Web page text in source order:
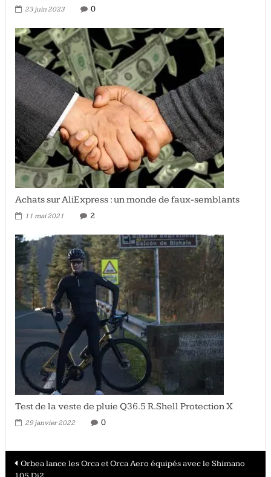
23 juin 2023 0
Achats sur AliExpress : un monde de faux-semblants
11 mai 2021 2
Test de la veste de pluie Q36.5 R.Shell Protection X
29 janvier 2022 0
Navigation
Orbea lance les Orca et Orca Aero équipés avec le Shimano